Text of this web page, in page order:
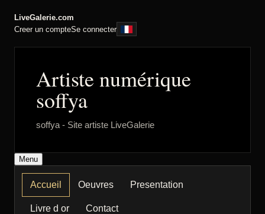
LiveGalerie.com
Creer un compteSe connecter
Artiste numérique
soffya
soffya - Site artiste LiveGalerie
Menu
Accueil Oeuvres Presentation
Livre d or Contact